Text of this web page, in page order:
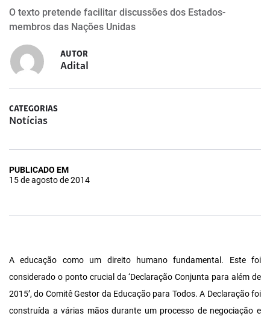
O texto pretende facilitar discussões dos Estados-
membros das Nações Unidas
AUTOR
Adital
CATEGORIAS
Notícias
PUBLICADO EM
15 de agosto de 2014
A educação como um direito humano fundamental. Este foi
considerado o ponto crucial da ‘Declaração Conjunta para além de
2015’, do Comitê Gestor da Educação para Todos. A Declaração foi
construída a várias mãos durante um processo de negociação e